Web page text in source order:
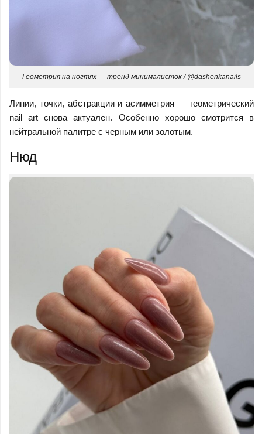
Геометрия на ногтях — тренд минималисток / @dashenkanails
Линии, точки, абстракции и асимметрия — геометрический
nail art снова актуален. Особенно хорошо смотрится в
нейтральной палитре с черным или золотым.
Нюд